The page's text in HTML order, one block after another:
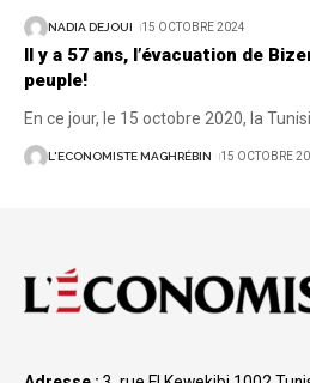
NADIA DEJOUI 15 OCTOBRE 2024
Il y a 57 ans, l’évacuation de
peuple!
En ce jour, le 15 octobre 2020, la
L'ECONOMISTE MAGHRÉBIN 15 OCTOBRE